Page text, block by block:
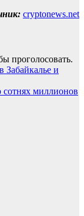
cryptonews.net
проголосовать.
Забайкалье и
миллионов